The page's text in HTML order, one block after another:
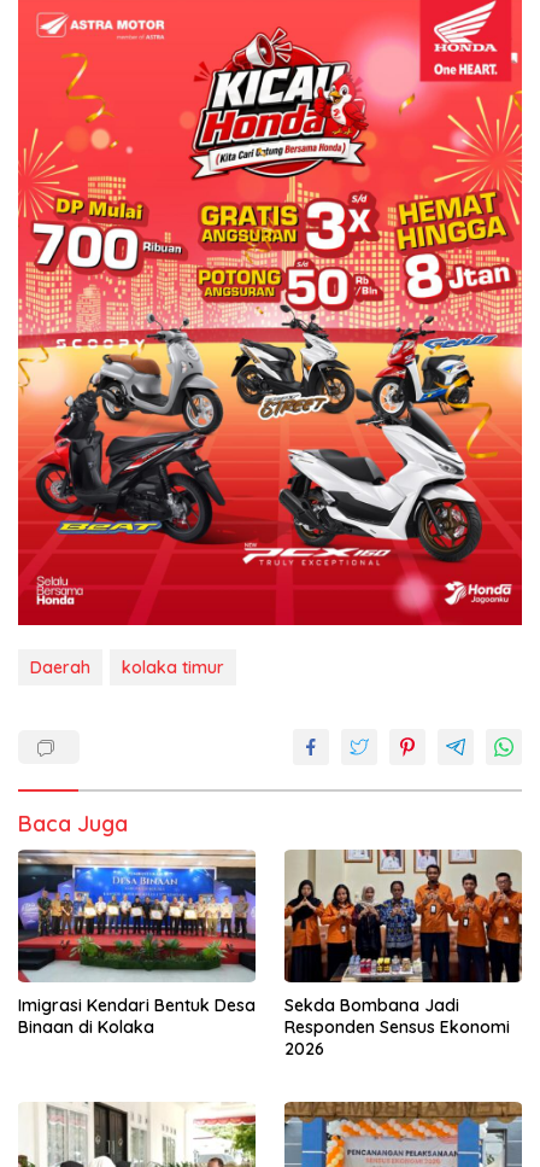
Daerah kolaka timur
Baca Juga
Imigrasi Kendari Bentuk Desa
Binaan di Kolaka
Sekda Bombana Jadi
Responden Sensus Ekonomi
2026